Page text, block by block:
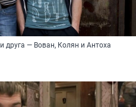
друга — Вован, Колян и Антоха